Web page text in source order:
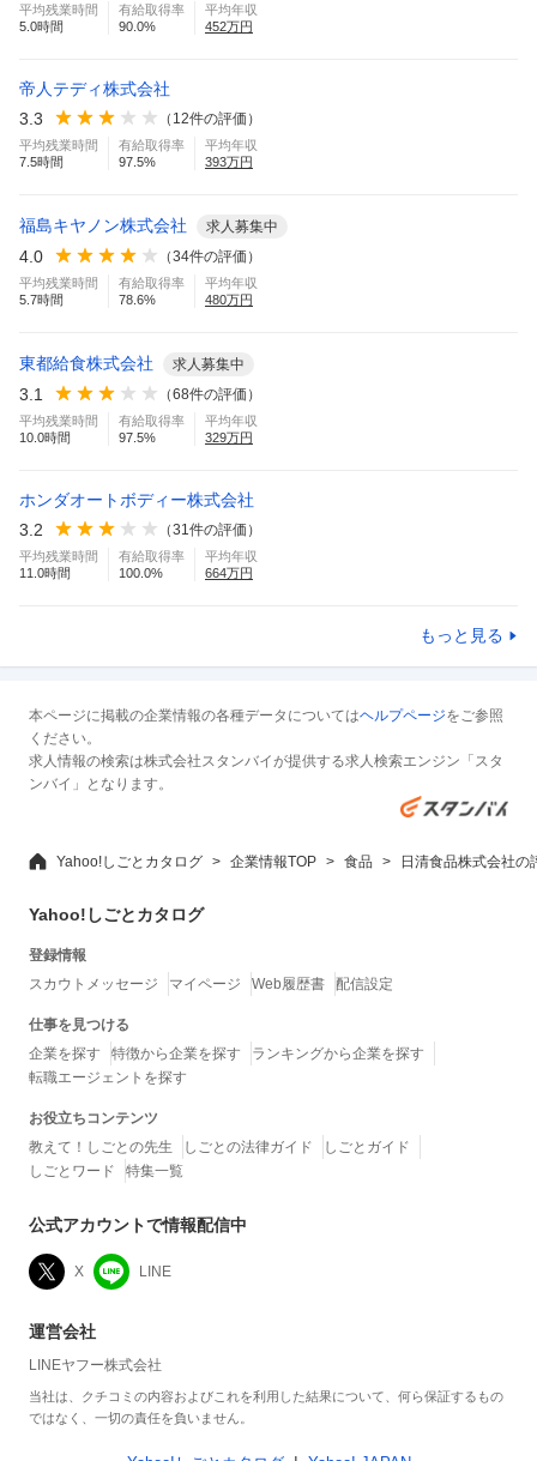
平均残業時間
5.0時間
有給取得率
90.0%
平均年収
452万円
帝人テディ株式会社
3.3
（ 12件の評価）
平均残業時間
7.5時間
有給取得率
97.5%
平均年収
393万円
福島キヤノン株式会社 求人募集中
4.0 （34件の評価）
平均残業時間
5.7時間
有給取得率
78.6%
平均年収
480万円
東都給食株式会社 求人募集中
3.1 （68件の評価）
平均残業時間
10.0時間
有給取得率
97.5%
平均年収
329万円
ホンダオートボディー株式会社
3.2
（31 件の評価）
平均残業時間
11.0時間
有給取得率
100.0%
平均年収
664万円
もっと見る
本ページに掲載の企業情報の各種データについてはヘルプページをご参照
ください。
求人情報の検索は株式会社スタンバイが提供する求人検索エンジン「スタ
ンバイ」となります。
Yahoo!しごとカタログ 企業情報TOP 食品 日清食品株式会社の
Yahoo!しごとカタログ
登録情報
スカウトメッセージ
マイページ Web履歴書 配信設定
仕事を見つける
企業を探す
特徴から企業を探す
ランキングから企業を探す
転職エージェントを探す
お役立ちコンテンツ
教えて！しごとの先生
しごとの法律ガイド
しごとガイド
しごとワード
特集一覧
公式アカウントで情報配信中
X LINE
運営会社
LINEヤフー株式会社
当社は、クチコミの内容およびこれを利用した結果について、何ら保証するもの
ではなく、一切の責任を負いません。